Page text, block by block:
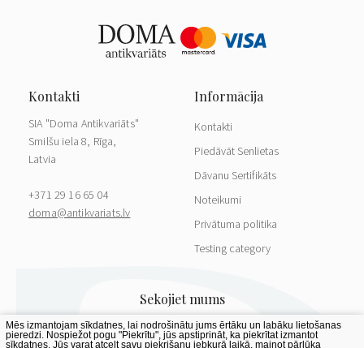
SIA "Doma Antikvariāts"
Smilšu iela 8, Rīga,
Latvia
+371 29 16 65 04
doma@antikvariats.lv
Kontakti
Piedāvāt Senlietas
Dāvanu Sertifikāts
Noteikumi
Privātuma politika
Testing category
Mēs izmantojam sīkdatnes, lai nodrošinātu jums ērtāku un labāku lietošanas
pieredzi. Nospiežot pogu "Piekrītu", jūs apstiprināt, ka piekrītat izmantot
sīkdatnes. Jūs varat atcelt savu piekrišanu jebkurā laikā, mainot pārlūka